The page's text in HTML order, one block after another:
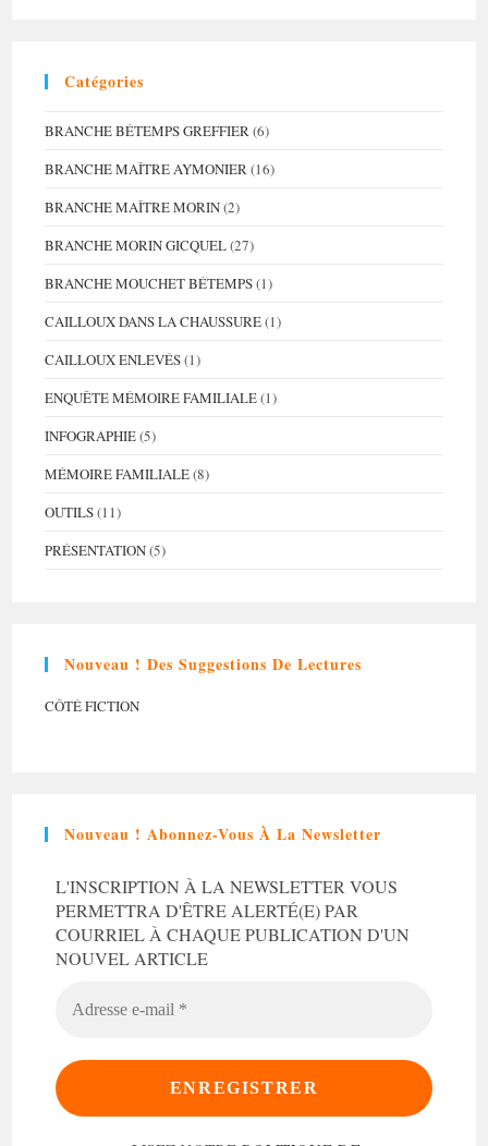
Catégories
BRANCHE BÉTEMPS GREFFIER(6)
BRANCHE MAÎTRE AYMONIER(16)
BRANCHE MAÎTRE MORIN(2)
BRANCHE MORIN GICQUEL(27)
BRANCHE MOUCHET BÉTEMPS(1)
CAILLOUX DANS LA CHAUSSURE(1)
CAILLOUX ENLEVÉS(1)
ENQUÊTE MÉMOIRE FAMILIALE(1)
INFOGRAPHIE(5)
MÉMOIRE FAMILIALE(8)
OUTILS(11)
PRÉSENTATION(5)
Nouveau ! Des Suggestions De Lectures
CÔTÉ FICTION
Nouveau ! Abonnez-Vous À La Newsletter
L'INSCRIPTION À LA NEWSLETTER VOUS
PERMETTRA D'ÊTRE ALERTÉ(E) PAR
COURRIEL À CHAQUE PUBLICATION D'UN
NOUVEL ARTICLE